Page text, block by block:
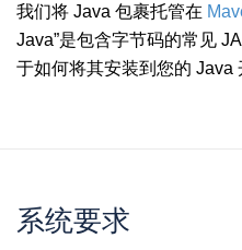
我们将 Java 包裹托管在
Java”是包含字节码的常见
于如何将其安装到您的 Java
系统要求